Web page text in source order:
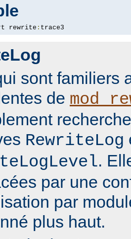
rewrite : trace3
sont familiers
de
RewriteLog
.
par une
par
plus haut.